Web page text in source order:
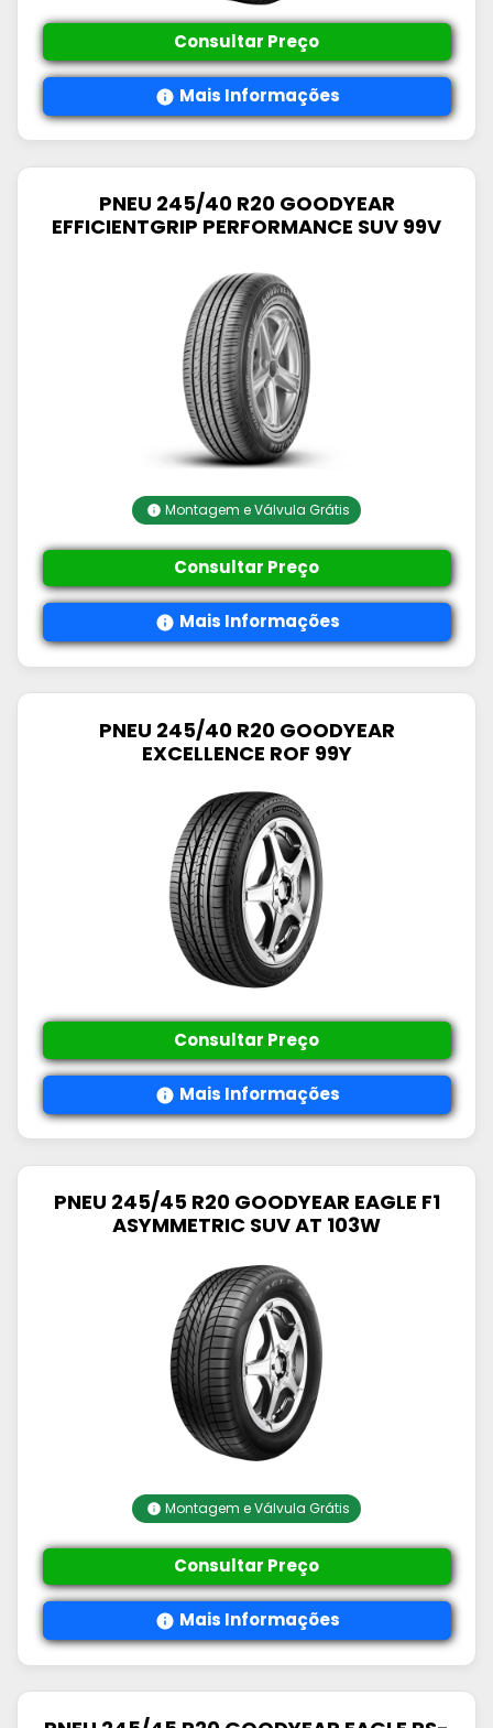
Consultar Preço
Mais Informações
PNEU 245/40 R20 GOODYEAR
EFFICIENTGRIP PERFORMANCE SUV 99V
Montagem e Válvula Grátis
Consultar Preço
Mais Informações
PNEU 245/40 R20 GOODYEAR
EXCELLENCE ROF 99Y
Consultar Preço
Mais Informações
PNEU 245/45 R20 GOODYEAR EAGLE F1
ASYMMETRIC SUV AT 103W
Montagem e Válvula Grátis
Consultar Preço
Mais Informações